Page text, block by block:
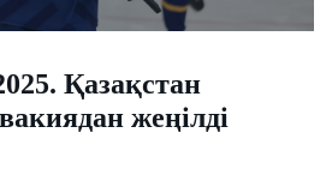
Қазақстан
жеңілді